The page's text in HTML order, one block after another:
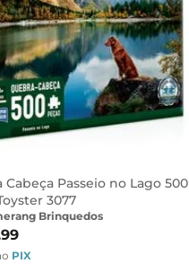
Cabeça Passeio no Lago 500
3077
Brinquedos
99
PIX